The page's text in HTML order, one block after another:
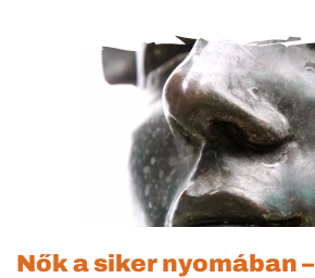
Nők a siker nyomában –